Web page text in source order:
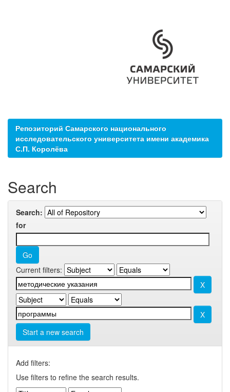
Репозиторий Самарского национального
исследовательского университета имени академика
С.П. Королёва
Search
Search:
for
Current filters:
Start a new search
Add filters:
Use filters to refine the search results.